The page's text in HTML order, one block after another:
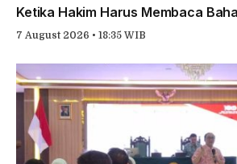
Ketika Hakim Harus Membaca
7 August 2026 • 18:35 WIB